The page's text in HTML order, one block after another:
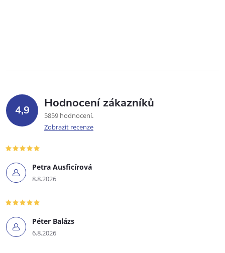
4,9 Hodnocení zákazníků
5859 hodnocení
Zobrazit recenze
Petra Ausficírová
8.8.2026
Péter Balázs
6.8.2026